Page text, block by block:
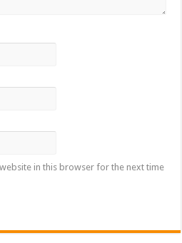
in this browser for the next time